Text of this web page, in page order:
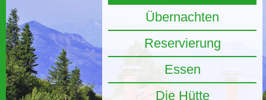
Übernachten
Reservierung
Essen
Die Hütte